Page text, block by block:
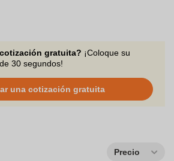
Se puede marcar un logotipo o imagen
te aconseja por correo electrónico a
Teléfono o Chat.
gratuita? ¡Coloque su
30 segundos!
una cotización gratuita
Precio